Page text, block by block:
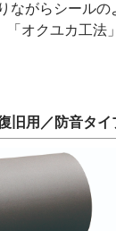
ながらシール
「オクユカ工法
旧用／防音タイ